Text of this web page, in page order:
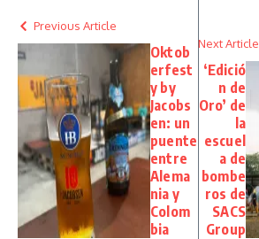
Previous Article
Oktob
erfest
y by
Jacobs
en: un
puente
entre
Alema
nia y
Colom
bia
Next Article
‘Edició
n de
Oro’ de
la
escuel
a de
bombe
ros de
SACS
Group